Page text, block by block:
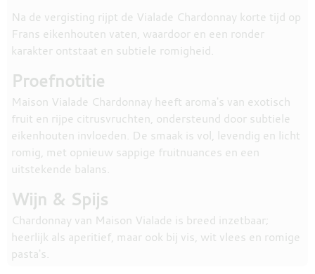
Na de vergisting rijpt de Vialade Chardonnay korte tijd op
Frans eikenhouten vaten, waardoor en een ronder
karakter ontstaat en subtiele romigheid.
Proefnotitie
Maison Vialade Chardonnay heeft aroma's van exotisch
fruit en rijpe citrusvruchten, ondersteund door subtiele
eikenhouten invloeden. De smaak is vol, levendig en licht
romig, met opnieuw sappige fruitnuances en een
uitstekende balans.
Wijn & Spijs
Chardonnay van Maison Vialade is breed inzetbaar;
heerlijk als aperitief, maar ook bij vis, wit vlees en romige
pasta's.